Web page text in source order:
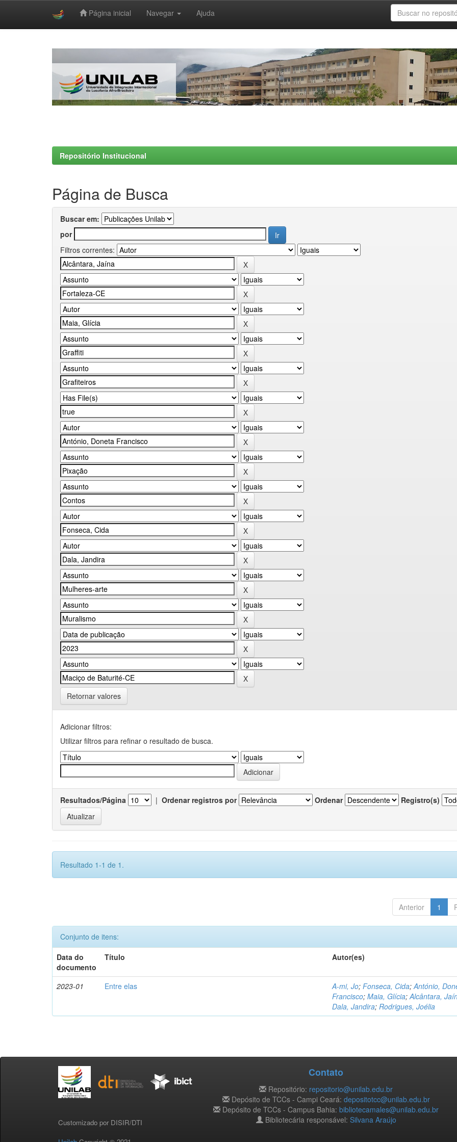
Página inicial Navegar Ajuda
Repositório Institucional
Página de Busca
Buscar em:
por
Filtros correntes:
Retornar valores
Adicionar filtros:
Utilizar filtros para refinar o resultado de busca.
Resultados/Página | Ordenar registros por Ordenar Registro(s)
Resultado 1-1 de 1.
Anterior 1
Conjunto de itens:
Data do
documento
Título Autor(es)
2023-01 Entre elas A-mi, Jo;Fonseca, Cida;António,
Francisco;Maia, Glícia;Alcântara,
Dala, Jandira;Rodrigues, Joélia
Customizado por DISIR/DTI
Contato
Repositório: repositorio@unilab.edu.br
Depósito de TCCs - Campi Ceará: depositotcc@unilab.edu.br
Depósito de TCCs - Campus Bahia: bibliotecamales@unilab.edu.br
Bibliotecária responsável: Silvana Araújo